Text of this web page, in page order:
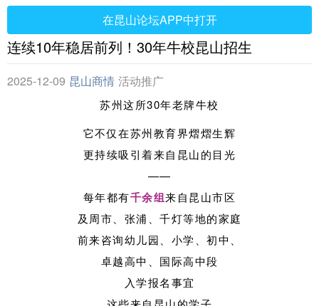
在昆山论坛APP中打开
连续10年稳居前列！30年牛校昆山招生
2025-12-09 昆山商情 活动推广
苏州这所30年老牌牛校
它不仅在苏州教育界熠熠生辉
更持续吸引着来自昆山的目光
——
每年都有千余组来自昆山市区
及周市、张浦、千灯等地的家庭
前来咨询幼儿园、小学、初中、
卓越高中、国际高中段
入学报名事宜